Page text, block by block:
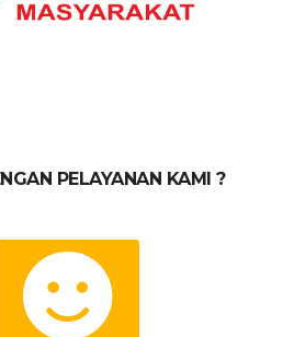
PELAYANAN KAMI ?